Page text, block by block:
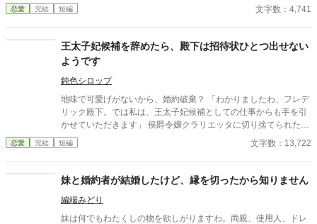
う？ まるで「え！？私のこと知らないの！？」と言わんばかりで
すけれど、知りませんよ？ どうやら、『彼』とは私の婚約者のこ
は何かに囚われているようには見えないのですが？ ※ 中世ヨーロ
ッパモデルの架空の世界 ※ ご都合主義です。 ※ 誤字、脱字、文
章がおかしい箇所は気付いた際に修正しております。
恋愛 完結 短編 文字数：4,741
王太子妃候補を辞めたら、殿下は招待状ひとつ出せない
ようです
鈍色シロップ
地味で可愛げがないから、婚約破棄？ 「わかりましたわ、フレデ
リック殿下。では私は、王太子妃候補としての仕事からも手を引
かせていただきます」 侯爵令嬢クラリエッタに切り捨てられたそ
の日から、王宮は少しずつ狂い始める。 招待状は乱れ、席次は崩
れ、茶会はぎこちなく綻んでいく。 ――王太子は、まともな招待
ない。 王宮の社交と体面、そのものだったのだ。 そして、そんな
彼女の価値を最初から見抜いていた第二王子ロレンツが、静かに
手を差し伸べる。 婚約破棄された侯爵令嬢の、実務ざまぁと再評
価の物語。 ※複数のサイトに投稿しています。
恋愛 完結 短編 文字数：13,722
妹と婚約者が結婚したけど、縁を切ったから知りません
編端みどり
妹は何でもわたくしの物を欲しがりますわ。両親、使用人、ドレ